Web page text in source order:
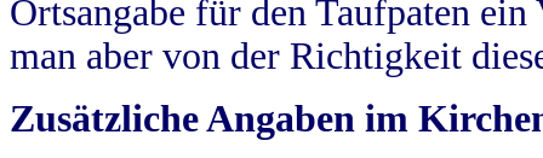
Ortsangabe für den Taufpaten
man aber von der Richtigkeit
Zusätzliche Angaben im